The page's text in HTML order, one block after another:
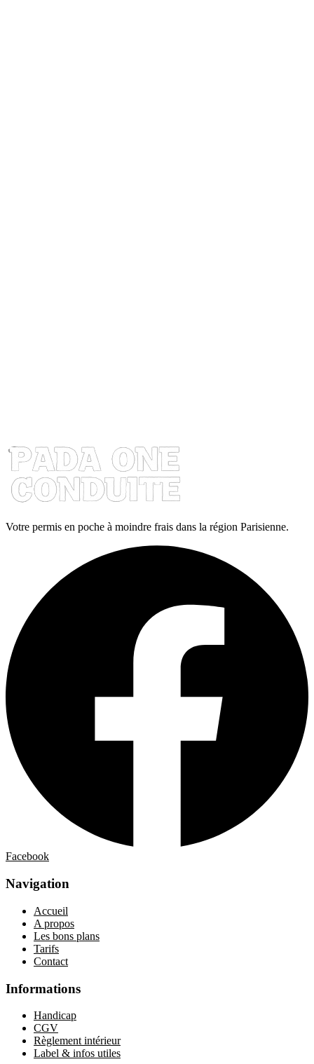
Votre permis en poche à moindre frais dans la région Parisienne.
Facebook
Navigation
Accueil
A propos
Les bons plans
Tarifs
Contact
Informations
Handicap
CGV
Règlement intérieur
Label & infos utiles